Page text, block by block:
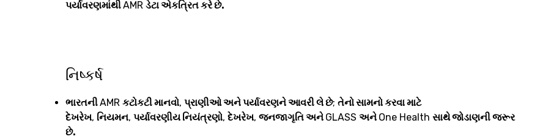
પર્યાવરણમાંથીAMR ડેટા એકત્રિત કરે છે.
નિષ્કર્ષ
ભારતનીAMR કટોકટી માનવો, પ્રાણીઓ અને પર્યાવરણને આવરી લે છે; તેનો સામનો કરવા માટે
દેખરેખ, નિયમન, પર્યાવરણીય નિયંત્રણો, દેખરેખ, જનજાગૃતિ અને GLASS અને One Health સાથે જોડાણની જરૂર
છે.